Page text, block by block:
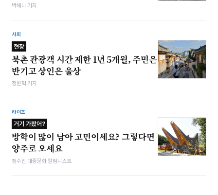
박해나 기자
사회
현장
북촌 관광객 시간 제한 1년 5개월, 주민은
반기고 상인은 울상
정원혁 기자
라이프
거기 가봤어?
방학이 많이 남아 고민이세요? 그렇다면
양주로 오세요
정수진 대중문화 칼럼니스트